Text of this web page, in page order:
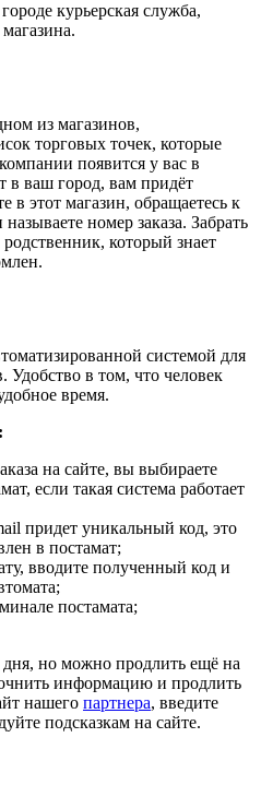
курьерская служба,
из магазинов,
торговых точек, которые
появится у вас в
в ваш город, вам придёт
в этот магазин, обращаетесь к
номер заказа. Забрать
который знает
системой для
Удобство в том, что человек
время.
на сайте, вы выбираете
если такая система работает
придет уникальный код, это
в постамат;
вводите полученный код и
постамата;
но можно продлить ещё на
информацию и продлить
нашего партнера, введите
подсказкам на сайте.